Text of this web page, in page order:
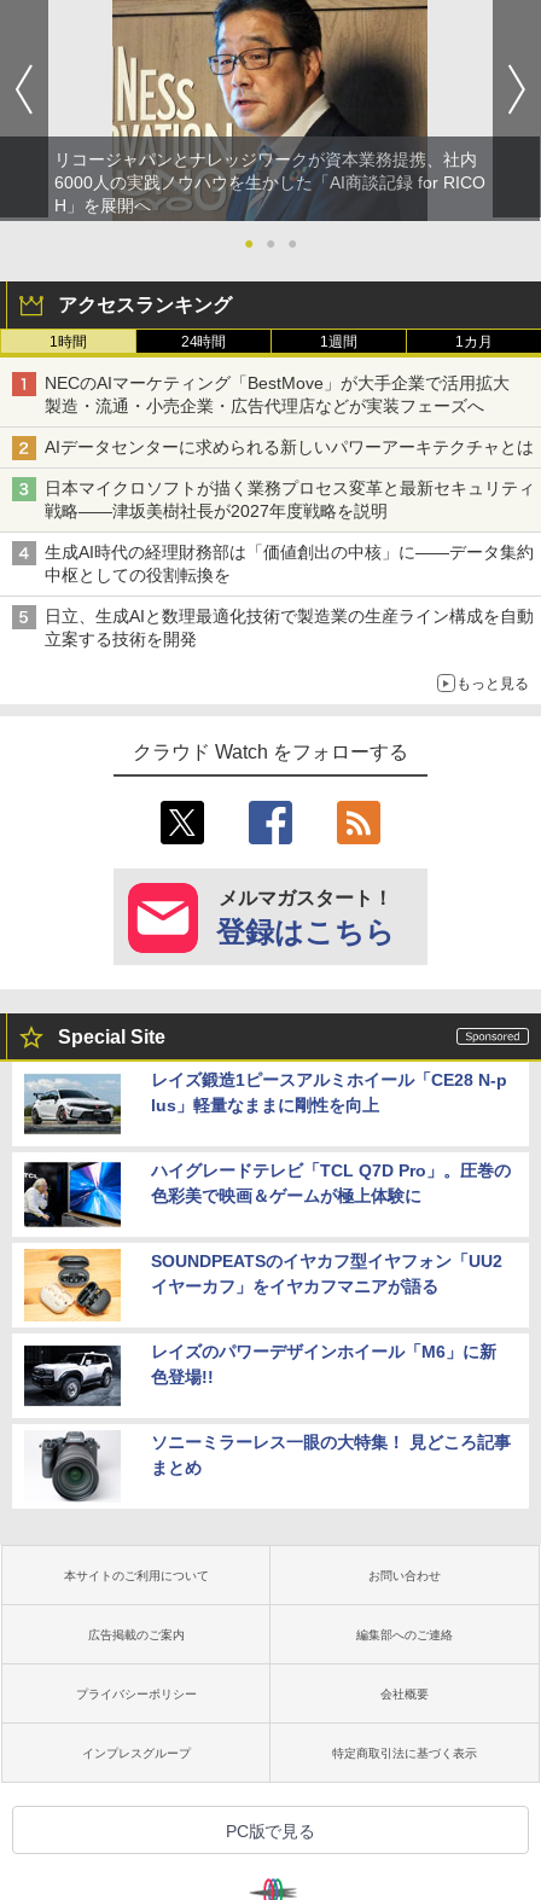
リコージャパンとナレッジワークが資本業務提携、社内
6000人の実践ノウハウを生かした「AI商談記録 for RICO
H」を展開へ
●
● ●
アクセスランキング
1時間 24時間 1週間 1カ月
NECのAIマーケティング「BestMove」が大手企業で活用拡大
製造・流通・小売企業・広告代理店などが実装フェーズへ
AIデータセンターに求められる新しいパワーアーキテクチャとは
日本マイクロソフトが描く業務プロセス変革と最新セキュリティ
戦略――津坂美樹社長が2027年度戦略を説明
生成AI時代の経理財務部は「価値創出の中核」に――データ集約
中枢としての役割転換を
日立、生成AIと数理最適化技術で製造業の生産ライン構成を自動
立案する技術を開発
もっと見る
クラウド Watch をフォローする
メルマガスタート！
登録はこちら
Special Site
レイズ鍛造1ピースアルミホイール「CE28 N-p
lus」軽量なままに剛性を向上
ハイグレードテレビ「TCL Q7D Pro」。圧巻の
色彩美で映画＆ゲームが極上体験に
SOUNDPEATSのイヤカフ型イヤフォン「UU2
イヤーカフ」をイヤカフマニアが語る
レイズのパワーデザインホイール「M6」に新
色登場!!
ソニーミラーレス一眼の大特集！ 見どころ記事
まとめ
本サイトのご利用について お問い合わせ
広告掲載のご案内 編集部へのご連絡
プライバシーポリシー 会社概要
インプレスグループ 特定商取引法に基づく表示
PC版で見る